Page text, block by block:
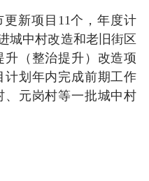
更新项目11个，年度计
城中村改造和老旧街区
（整治提升）改造项
计划年内完成前期工作
、元岗村等一批城中村